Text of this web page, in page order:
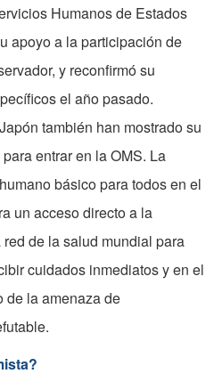
Humanos de Estados
apoyo a la participación de
y reconfirmó su
el año pasado.
también han mostrado su
entrar en la OMS. La
básico para todos en el
un acceso directo a la
de la salud mundial para
cuidados inmediatos y en el
de la amenaza de